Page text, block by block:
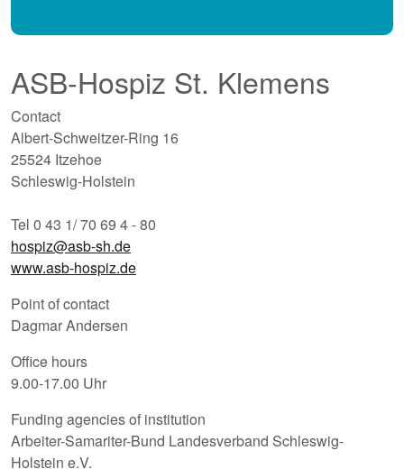
ASB-Hospiz St. Klemens
Contact
Albert-Schweitzer-Ring 16
25524 Itzehoe
Schleswig-Holstein
Tel 0 43 1/ 70 69 4 - 80
hospiz@asb-sh.de
www.asb-hospiz.de
Point of contact
Dagmar Andersen
Office hours
9.00-17.00 Uhr
Funding agencies of institution
Arbeiter-Samariter-Bund Landesverband Schleswig-
Holstein e.V.